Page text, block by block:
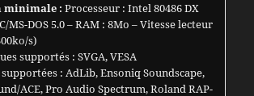
minimale : Processeur : Intel 80486 DX
MS-DOS 5.0 – RAM : 8Mo – Vitesse lecteur
s)
supportés : SVGA, VESA
: AdLib, Ensoniq Soundscape,
ACE, Pro Audio Spectrum, Roland RAP-